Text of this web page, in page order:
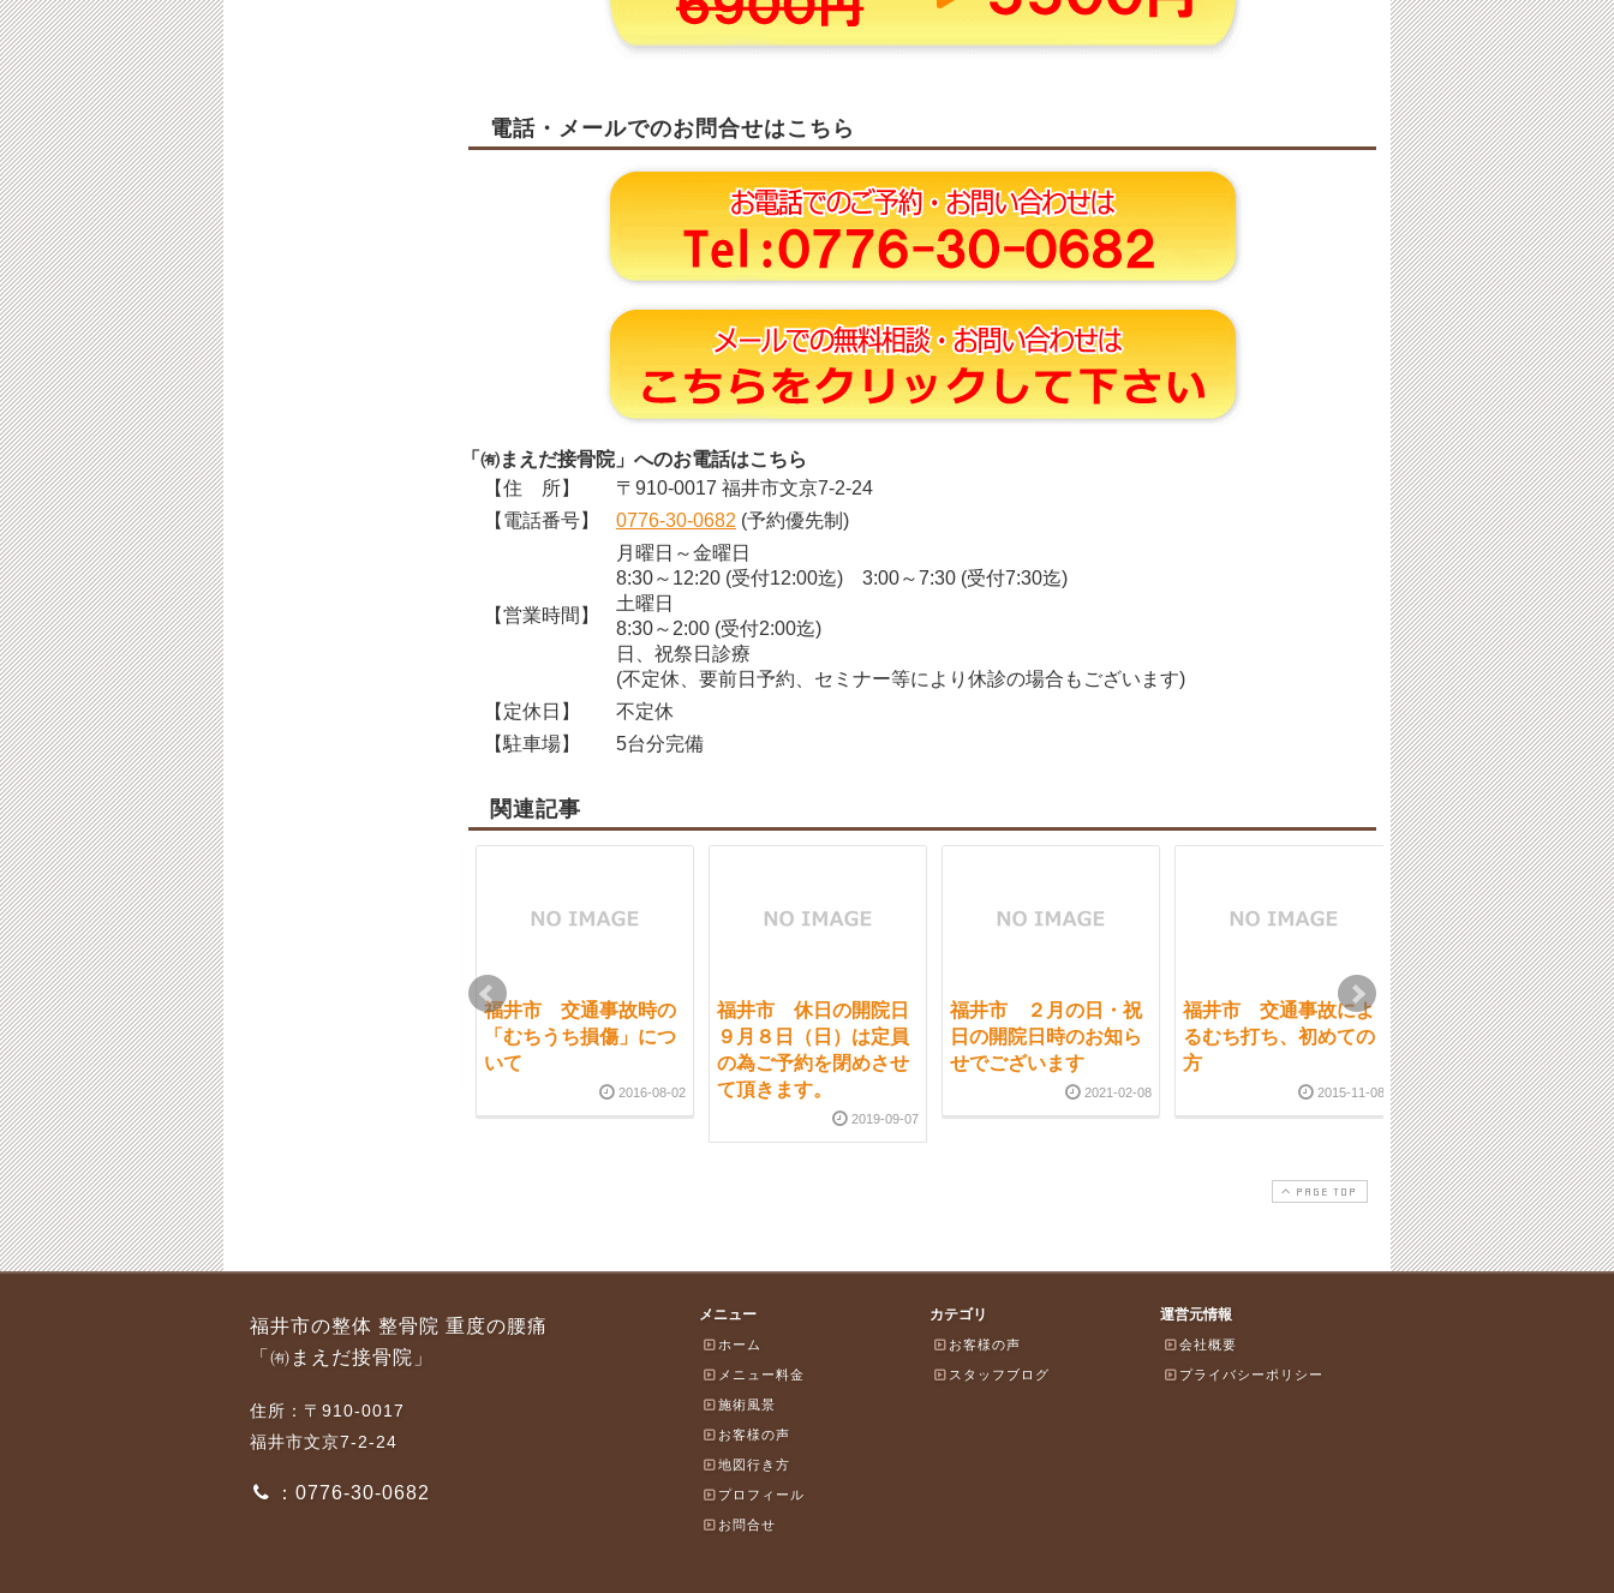
電話・メールでのお問合せはこちら
「㈲まえだ接骨院」へのお電話はこちら
【住 所】
〒910-0017 福井市文京7-2-24
【電話番号】
0776-30-0682 (予約優先制)
【営業時間】
月曜日～金曜日
8:30～12:20 (受付12:00迄) 3:00～7:30 (受付7:30迄)
土曜日
8:30～2:00 (受付2:00迄)
日、祝祭日診療
(不定休、要前日予約、セミナー等により休診の場合もございます)
【定休日】
不定休
【駐車場】
5台分完備
関連記事
福井市まえだ接骨院
休院日のお知らせです
2018-11-17
福井市 交通事故時の
「むちうち損傷」につ
いて
2016-08-02
福井市 休日の開院日
９月８日（日）は定員
の為ご予約を閉めさせ
て頂きます。
2019-09-07
福井市 ２月の日・祝
日の開院日時のお知ら
せでございます
2021-02-08
福井市 交通事故によ
るむち打ち、初めての
方
2015-11-08
福井市 3月の日・祝
日の開院日時のお知ら
せでございます
2021-02-
日の開院日時のお知ら
せでございます
PAGE TOP
福井市の整体 整骨院 重度の腰痛
「㈲まえだ接骨院」
住所：〒910-0017
福井市文京7-2-24
：0776-30-0682
メニュー
ホーム
メニュー料金
施術風景
お客様の声
地図行き方
プロフィール
お問合せ
カテゴリ
お客様の声
スタッフブログ
運営元情報
会社概要
プライバシーポリシー